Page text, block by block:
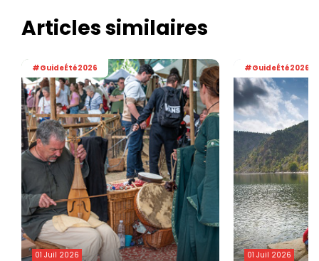
Articles similaires
#GuideÉté2026
01 Juil 2026
#GuideÉté2026
01 Juil 2026